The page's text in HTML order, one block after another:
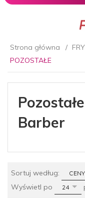
Strona główna
POZOSTAŁE
Barber
Sortuj według: sort
Wyświetl po pop
24